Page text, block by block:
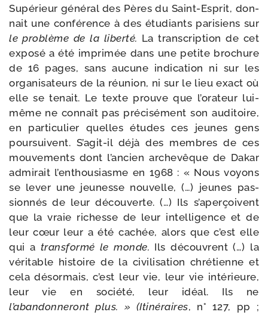
Supérieur géné­ral des Pères du Saint-​Esprit, don­
nait une confé­rence à des étu­diants pari­siens sur
le pro­blème de la liber­té. La trans­crip­tion de cet
expo­sé a été impri­mée dans une petite bro­chure
de 16 pages, sans aucune indi­ca­tion ni sur les
orga­ni­sa­teurs de la réunion, ni sur le lieu exact où
elle se tenait. Le texte prouve que l’orateur lui-​
même ne connaît pas pré­ci­sé­ment son audi­toire,
en par­ti­cu­lier quelles études ces jeunes gens
pour­suivent. S’agit-il déjà des membres de ces
mou­ve­ments dont l’ancien arche­vêque de Dakar
admi­rait l’enthousiasme en 1968 : « Nous voyons
se lever une jeu­nesse nou­velle, (…) jeunes pas­
sion­nés de leur décou­verte. (…) Ils s’aperçoivent
que la vraie richesse de leur intel­li­gence et de
leur cœur leur a été cachée, alors que c’est elle
qui a trans­for­mé le monde. Ils découvrent (…) la
véri­table his­toire de la civi­li­sa­tion chré­tienne et
cela désor­mais, c’est leur vie, leur vie inté­rieure,
leur vie en socié­té, leur idéal. Ils ne
l’abandonneront plus. » (Itinéraires, n° 127, pp ;